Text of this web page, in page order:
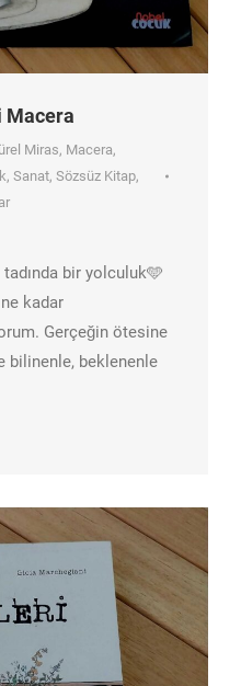
Macera
Miras, Macera,
, Sanat, Sözsüz Kitap,
bir yolculuk🩵
kadar
Gerçeğin ötesine
bilinenle, beklenenle